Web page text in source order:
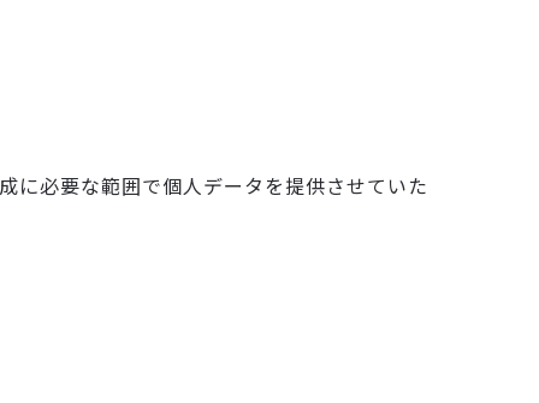
に必要な範囲で個人データを提供させていた